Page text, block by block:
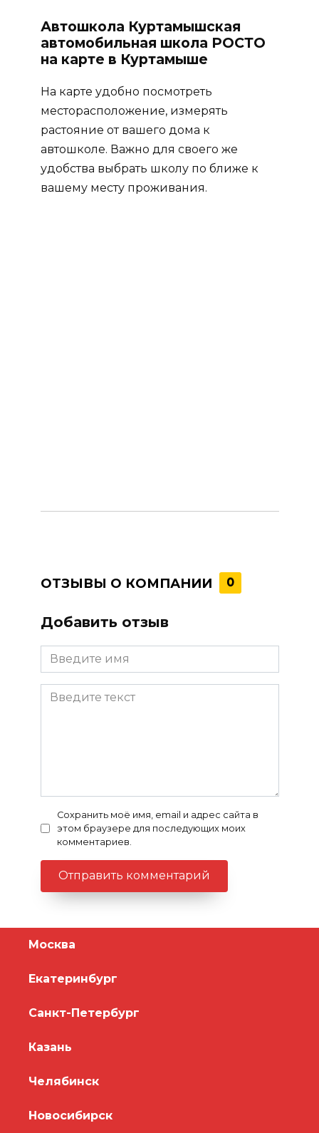
Автошкола Куртамышская
автомобильная школа РОСТО
на карте в Куртамыше
На карте удобно посмотреть
месторасположение, измерять
растояние от вашего дома к
автошколе. Важно для своего же
удобства выбрать школу по ближе к
вашему месту проживания.
ОТЗЫВЫ О КОМПАНИИ 0
Добавить отзыв
Сохранить моё имя, email и адрес сайта в
этом браузере для последующих моих
комментариев.
Москва
Екатеринбург
Санкт-Петербург
Казань
Челябинск
Новосибирск